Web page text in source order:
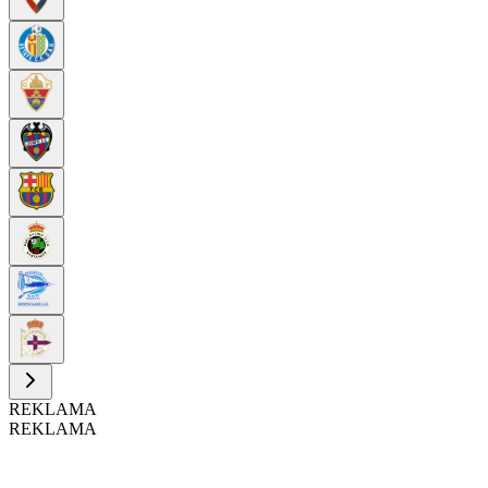
REKLAMA
REKLAMA